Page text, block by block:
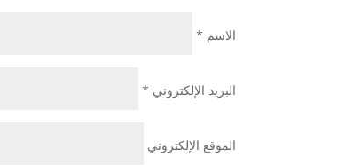
الاسم *
البريد الإلكتروني *
الموقع الإلكتروني